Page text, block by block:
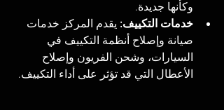
وكأنها جديدة.
خدمات التكييف: يقدم المركز خدمات
صيانة وإصلاح أنظمة التكييف في
السيارات، وشحن الفريون وإصلاح
الأعطال التي قد تؤثر على أداء التكييف.